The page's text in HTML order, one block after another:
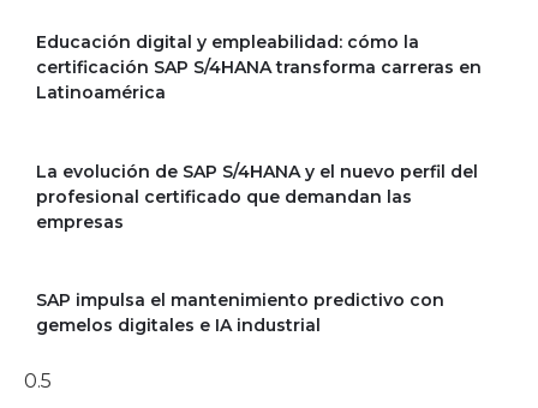
Educación digital y empleabilidad: cómo la
certificación SAP S/4HANA transforma carreras en
Latinoamérica
La evolución de SAP S/4HANA y el nuevo perfil del
profesional certificado que demandan las
empresas
SAP impulsa el mantenimiento predictivo con
gemelos digitales e IA industrial